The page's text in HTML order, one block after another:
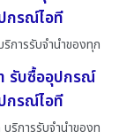
กรณ์ไอที
การรับจำนำของทุก
รับซื้ออุปกรณ์
กรณ์ไอที
ริการรับจำนำของท